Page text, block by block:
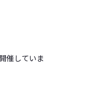
催していま